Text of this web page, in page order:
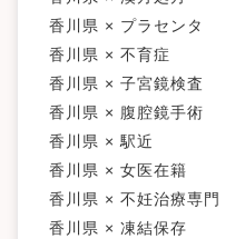
香川県 × プラセンタ
香川県 × 不育症
香川県 × 子宮鏡検査
香川県 × 腹腔鏡手術
香川県 × 駅近
香川県 × 女医在籍
香川県 × 不妊治療専門
香川県 × 凍結保存